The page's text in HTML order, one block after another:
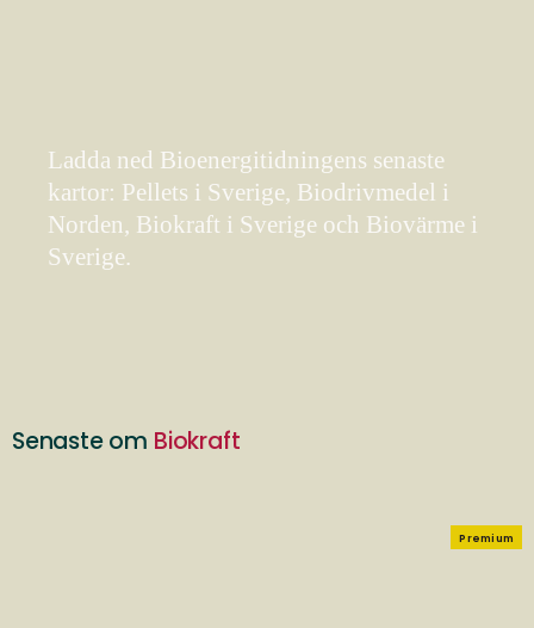
Ladda ned Bioenergitidningens senaste
kartor: Pellets i Sverige, Biodrivmedel i
Norden, Biokraft i Sverige och Biovärme i
Sverige.
Senaste om Biokraft
Premium